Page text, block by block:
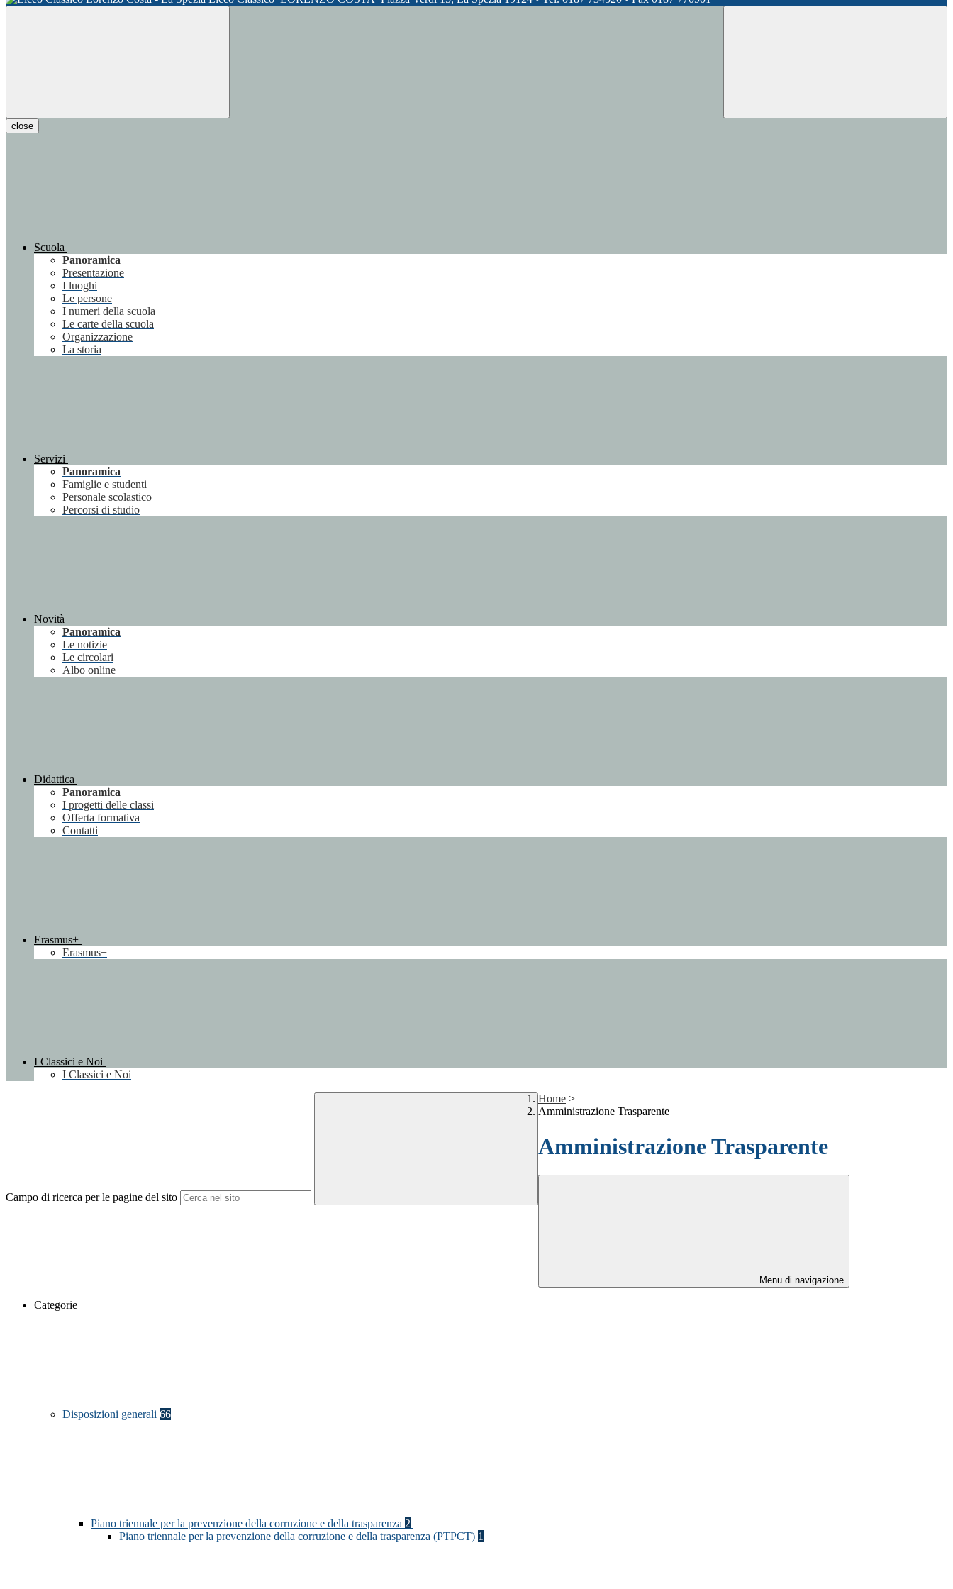
close
Scuola
Panoramica
Presentazione
I luoghi
Le persone
I numeri della scuola
Le carte della scuola
Organizzazione
La storia
Servizi
Panoramica
Famiglie e studenti
Personale scolastico
Percorsi di studio
Novità
Panoramica
Le notizie
Le circolari
Albo online
Didattica
Panoramica
I progetti delle classi
Offerta formativa
Contatti
Erasmus+
Erasmus+
I Classici e Noi
I Classici e Noi
Campo di ricerca per le pagine del sito
Home >
Amministrazione Trasparente
Amministrazione Trasparente
Menu di navigazione
Categorie
Disposizioni generali 66
Piano triennale per la prevenzione della corruzione e della trasparenza 2
Piano triennale per la prevenzione della corruzione e della trasparenza (PTPCT) 1